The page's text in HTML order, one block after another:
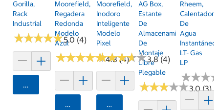
Gorilla,
Rack
Industrial
★★★★★
★★★★★5.0 (4)
Agregar
Moorefield,
Regadera
Redonda
Modelo
Azul
★★★★★
★★★★★4.8 (4)
Agregar
Moorefield,
Inodoro
Inteligente
Modelo
Pixel
★★★★★
★★★★★3.8 (4)
Agregar
AG Box,
Estante
De
Almacenamiento
De
Montaje
Libre
Plegable
★★★★★
★★★★★3.0 (3)
Rheem,
Calentador
De
Agua
LT- Gas
LP
★★★
★★★